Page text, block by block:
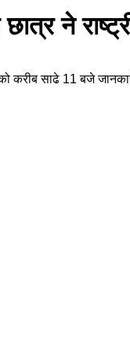
ने
करीब साढे 11 बजे